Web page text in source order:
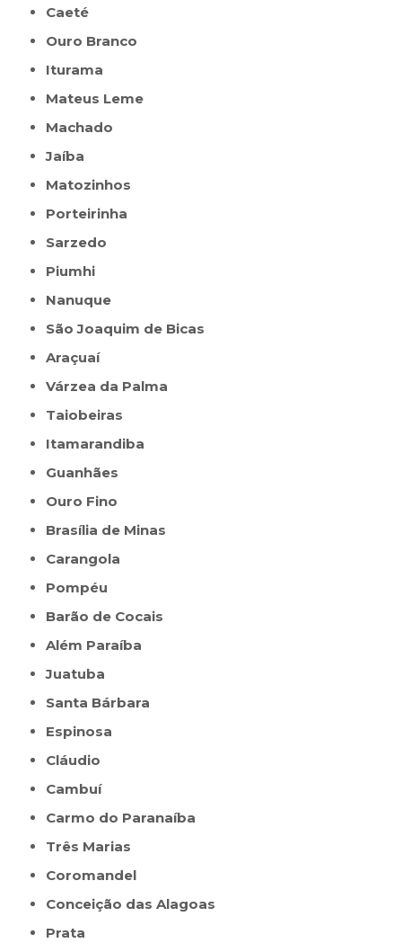
Caeté
Ouro Branco
Iturama
Mateus Leme
Machado
Jaíba
Matozinhos
Porteirinha
Sarzedo
Piumhi
Nanuque
São Joaquim de Bicas
Araçuaí
Várzea da Palma
Taiobeiras
Itamarandiba
Guanhães
Ouro Fino
Brasília de Minas
Carangola
Pompéu
Barão de Cocais
Além Paraíba
Juatuba
Santa Bárbara
Espinosa
Cláudio
Cambuí
Carmo do Paranaíba
Três Marias
Coromandel
Conceição das Alagoas
Prata